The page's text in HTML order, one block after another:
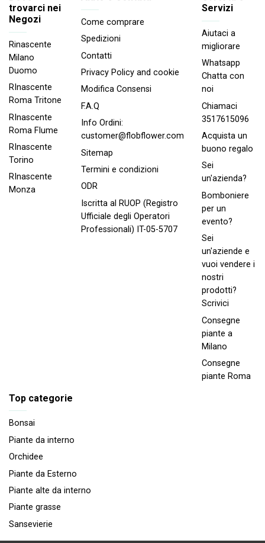
trovarci nei
Negozi
Rinascente
Milano
Duomo
RInascente
Roma Tritone
RInascente
Roma FIume
RInascente
Torino
RInascente
Monza
Come comprare
Spedizioni
Contatti
Privacy Policy and cookie
Modifica Consensi
F.A.Q
Info Ordini:
customer@flobflower.com
Sitemap
Termini e condizioni
ODR
Iscritta al RUOP (Registro
Ufficiale degli Operatori
Professionali) IT-05-5707
Servizi
Aiutaci a
migliorare
Whatsapp
Chatta con
noi
Chiamaci
3517615096
Acquista un
buono regalo
Sei
un'azienda?
Bomboniere
per un
evento?
Sei
un'aziende e
vuoi vendere i
nostri
prodotti?
Scrivici
Consegne
piante a
Milano
Consegne
piante Roma
Top categorie
Bonsai
Piante da interno
Orchidee
Piante da Esterno
Piante alte da interno
Piante grasse
Sansevierie